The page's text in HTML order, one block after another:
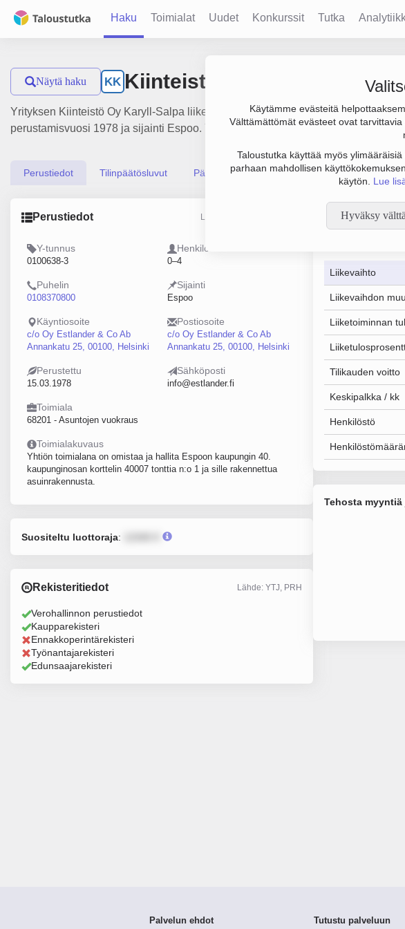
Haku Toimialat Uudet Konkurssit Tutka
Käytämme evästeitä
Välttämättömät evästeet ovat
Taloustutka käyttää myös
parhaan mahdollisen
käytön. Lue
Hyväksy
Näytä haku KK Kiinteistö Oy Karyll-Salpa
Yrityksen Kiinteistö Oy Karyll-Salpa liikevaihto on 453 000 €, tulos 143 000 € ja
perustamisvuosi 1978 ja sijainti Espoo. Yrityksen yhtiömuoto Osakeyhtiö (OY).
Perustiedot Tilinpäätösluvut Päättäjätiedot
Perustiedot Lähde: YTJ, PRH, Traficom
Y-tunnus
0100638-3
Henkilöstömäärä
0–4
Puhelin
0108370800
Sijainti
Espoo
Käyntiosoite
c/o Oy Estlander & Co Ab
Annankatu 25, 00100, Helsinki
Postiosoite
c/o Oy Estlander & Co Ab
Annankatu 25, 00100, Helsinki
Perustettu
15.03.1978
Sähköposti
info@estlander.fi
Toimiala
68201 - Asuntojen vuokraus
Toimialakuvaus
Yhtiön toimialana on omistaa ja hallita Espoon kaupungin 40.
kaupunginosan korttelin 40007 tonttia n:o 1 ja sille rakennettua
asuinrakennusta.
Suositeltu luottoraja:
Rekisteritiedot Lähde: YTJ, PRH
Verohallinnon perustiedot
Kaupparekisteri
Ennakkoperintärekisteri
Työnantajarekisteri
Edunsaajarekisteri
Taloustiedot
Liikevaihto
Liikevaihdon
Liiketoiminnan
Tilikauden voitto
Keskipalkka / kk
Henkilöstö
Tehosta
Palvelun ehdot Tutustu palveluun